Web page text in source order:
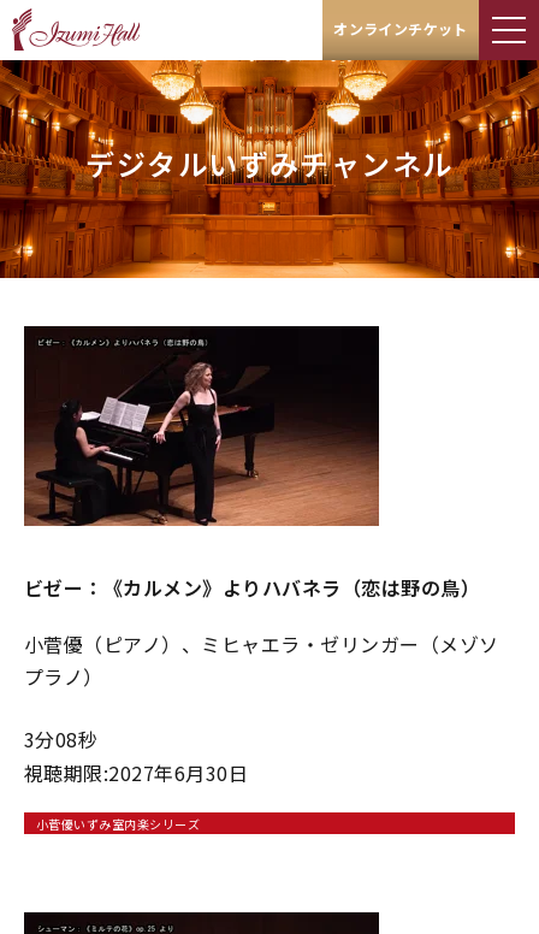
オンラインチケット
デジタルいずみチャンネル
ビゼー：《カルメン》よりハバネラ（恋は野の⿃）
小菅優（ピアノ）、ミヒャエラ・ゼリンガー（メゾソ
プラノ）
3分08秒
視聴期限:2027年6月30日
小菅優いずみ室内楽シリーズ